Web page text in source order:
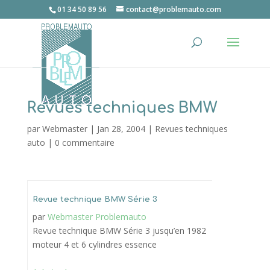
01 34 50 89 56 contact@problemauto.com
Revues techniques BMW
par Webmaster| Jan 28, 2004| Revues techniques
auto | 0 commentaire
Revue technique BMW Série 3
par Webmaster Problemauto
Revue technique BMW Série 3 jusqu’en 1982
moteur 4 et 6 cylindres essence